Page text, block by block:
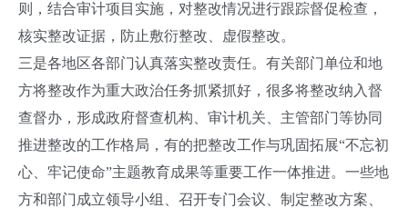
则，结合审计项目实施，对整改情况进行跟踪督促检查，
核实整改证据，防止敷衍整改、虚假整改。
三是各地区各部门认真落实整改责任。有关部门单位和地
方将整改作为重大政治任务抓紧抓好，很多将整改纳入督
查督办，形成政府督查机构、审计机关、主管部门等协同
推进整改的工作格局，有的把整改工作与巩固拓展“不忘初
心、牢记使命”主题教育成果等重要工作一体推进。一些地
方和部门成立领导小组、召开专门会议、制定整改方案、